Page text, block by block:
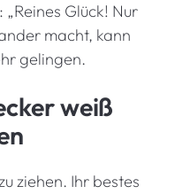
Glück! Nur
macht, kann
gelingen.
weiß
ziehen. Ihr bestes